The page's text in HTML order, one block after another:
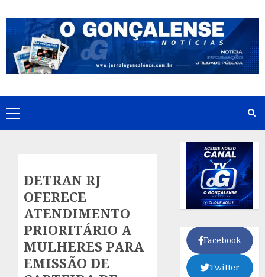
to
content
Primary
Menu
DETRAN RJ
OFERECE
ATENDIMENTO
PRIORITÁRIO A
MULHERES PARA
EMISSÃO DE
Facebook
Twitter